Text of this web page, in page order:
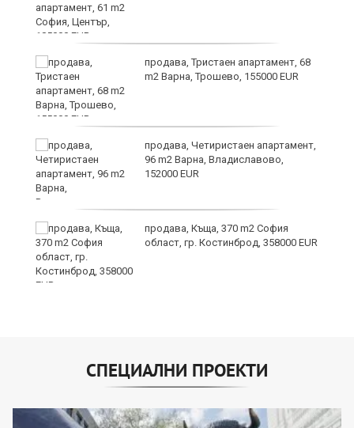
продава, Тристаен апартамент, 68
m2 Варна, Трошево, 155000 EUR
продава, Четиристаен апартамент,
96 m2 Варна, Владиславово,
152000 EUR
продава, Къща, 370 m2 София
област, гр. Костинброд, 358000 EUR
СПЕЦИАЛНИ ПРОЕКТИ